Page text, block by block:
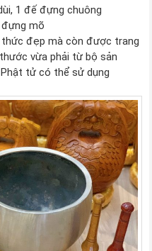
1 đế đựng chuông
mõ
thức đẹp mà còn được trang
vừa phải từ bộ sản
tử có thể sử dụng